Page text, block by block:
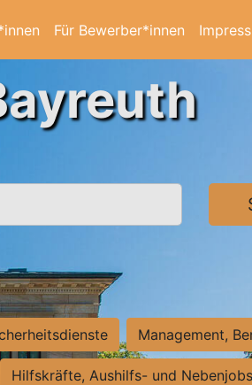
Für Bewerber*innen
Management,
Hilfskräfte, Aushilfs- und Nebenjobs